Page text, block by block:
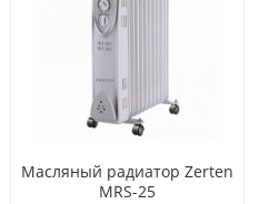
Масляный радиатор Zerten
MRS-25